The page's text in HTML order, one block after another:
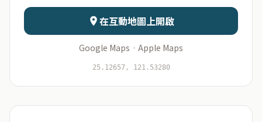
日期 出生時辰
資料僅用於即時分析，不會儲存於伺服器
在互動地圖上開啟
Google Maps · Apple Maps
25.12657, 121.53280